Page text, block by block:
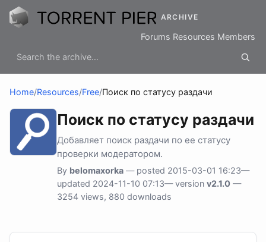
ARCHIVE
Forums Resources Members
Home/Resources/Free/Поиск по статусу раздачи
Поиск по статусу раздачи
Добавляет поиск раздачи по ее статусу
проверки модератором.
By belomaxorka — posted 2015-03-01 16:23—
updated 2024-11-10 07:13— version v2.1.0 —
3254 views, 880 downloads